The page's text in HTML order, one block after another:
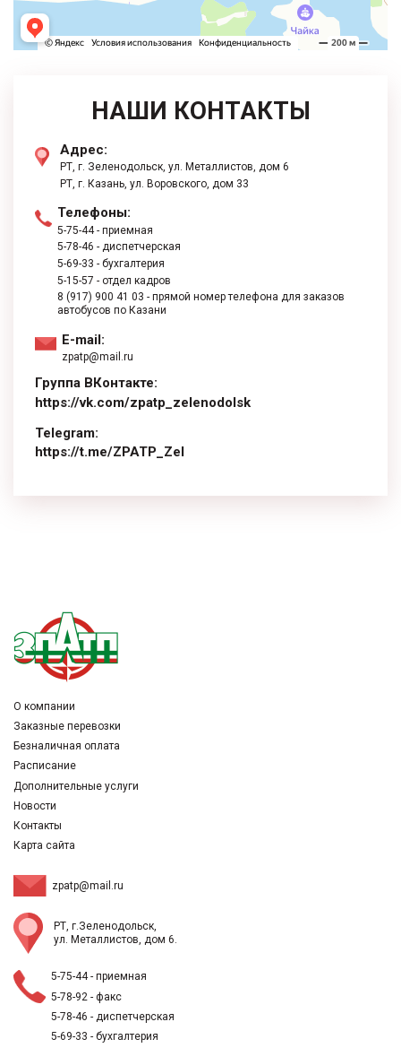
НАШИ КОНТАКТЫ
Адрес:
РТ, г. Зеленодольск, ул. Металлистов, дом 6
РТ, г. ​Казань, ул. Воровского, дом 33
Телефоны:
5-75-44- приемная
5-78-46 - диспетчерская
5-69-33 - бухгалтерия
5-15-57 - отдел кадров
8 (917) 900 41 03 - прямой номер телефона для заказов
автобусов по Казани
E-mail:
zpatp@mail.ru
Группа ВКонтакте:
https://vk.com/zpatp_zelenodolsk
Telegram:
https://t.me/ZPATP_Zel
О компании
Заказные перевозки
Безналичная оплата
Расписание
Дополнительные услуги
Новости
Контакты
Карта сайта
zpatp@mail.ru
РТ, г.Зеленодольск,
ул. Металлистов, дом 6.
5-75-44- приемная
5-78-92 - факс
5-78-46 - диспетчерская
5-69-33 - бухгалтерия